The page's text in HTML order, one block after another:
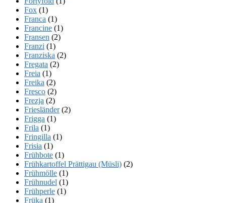
Fox (1)
Franca (1)
Francine (1)
Fransen (2)
Franzi (1)
Franziska (2)
Fregata (2)
Freia (1)
Freika (2)
Fresco (2)
Frezja (2)
Friesländer(2)
Frigga (1)
Frila (1)
Fringilla (1)
Frisia (1)
Frühbote (1)
Frühkartoffel Prättigau (Müsli) (2)
Frühmölle (1)
Frühnudel (1)
Frühperle (1)
Früka (1)